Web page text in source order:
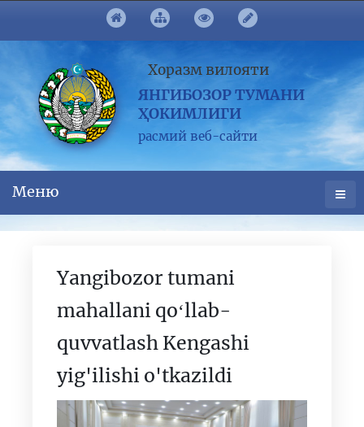
Хоразм вилояти
ЯНГИБОЗОР ТУМАНИ
ҲОКИМЛИГИ
расмий веб-сайти
Меню
Yangibozor tumani
mahallani qoʻllab-
quvvatlash Kengashi
yig'ilishi o'tkazildi